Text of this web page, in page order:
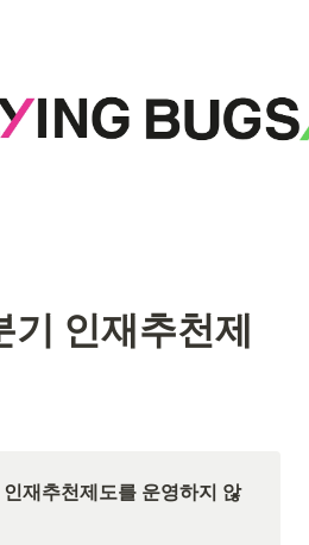
인재추천제
재추천제도를 운영하지 않